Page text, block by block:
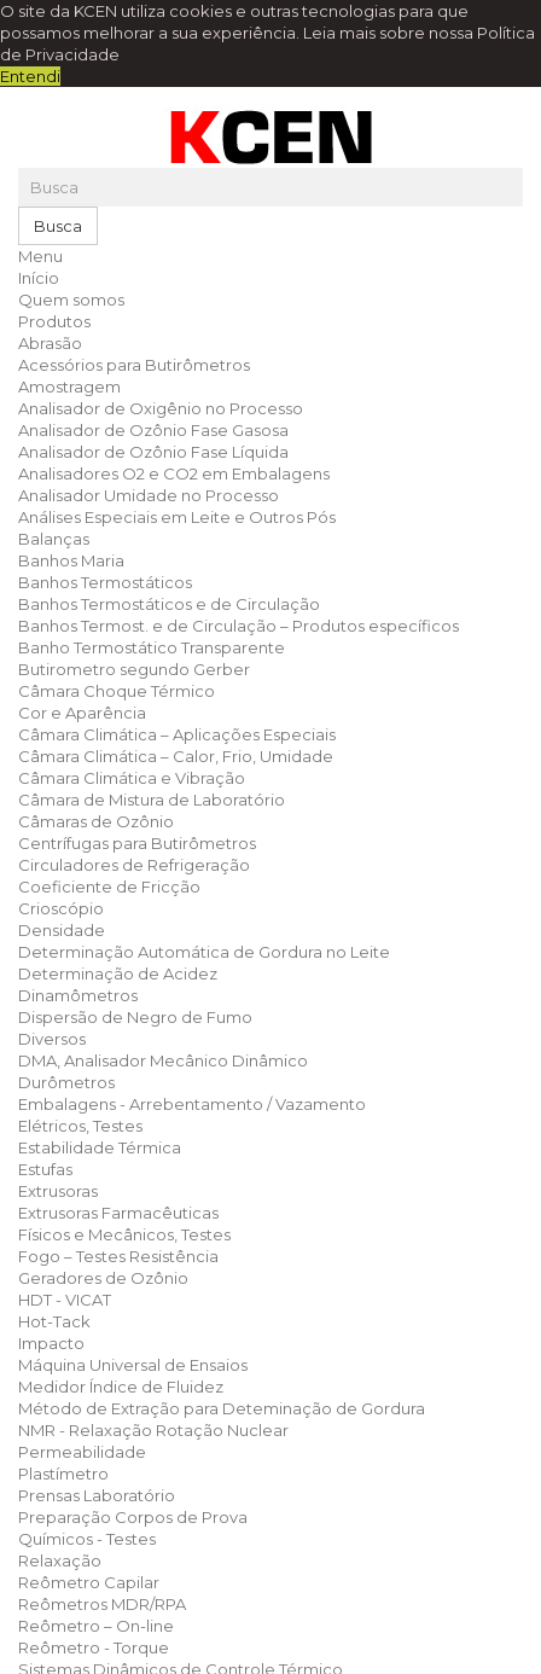
O site da KCEN utiliza cookies e outras tecnologias para que
possamos melhorar a sua experiência. Leia mais sobre nossa Política
de Privacidade
Entendi
Busca
Menu
Início
Quem somos
Produtos
Abrasão
Acessórios para Butirômetros
Amostragem
Analisador de Oxigênio no Processo
Analisador de Ozônio Fase Gasosa
Analisador de Ozônio Fase Líquida
Analisadores O2 e CO2 em Embalagens
Analisador Umidade no Processo
Análises Especiais em Leite e Outros Pós
Balanças
Banhos Maria
Banhos Termostáticos
Banhos Termostáticos e de Circulação
Banhos Termost. e de Circulação – Produtos específicos
Banho Termostático Transparente
Butirometro segundo Gerber
Câmara Choque Térmico
Cor e Aparência
Câmara Climática – Aplicações Especiais
Câmara Climática – Calor, Frio, Umidade
Câmara Climática e Vibração
Câmara de Mistura de Laboratório
Câmaras de Ozônio
Centrífugas para Butirômetros
Circuladores de Refrigeração
Coeficiente de Fricção
Crioscópio
Densidade
Determinação Automática de Gordura no Leite
Determinação de Acidez
Dinamômetros
Dispersão de Negro de Fumo
Diversos
DMA, Analisador Mecânico Dinâmico
Durômetros
Embalagens - Arrebentamento / Vazamento
Elétricos, Testes
Estabilidade Térmica
Estufas
Extrusoras
Extrusoras Farmacêuticas
Físicos e Mecânicos, Testes
Fogo – Testes Resistência
Geradores de Ozônio
HDT - VICAT
Hot-Tack
Impacto
Máquina Universal de Ensaios
Medidor Índice de Fluidez
Método de Extração para Deteminação de Gordura
NMR - Relaxação Rotação Nuclear
Permeabilidade
Plastímetro
Prensas Laboratório
Preparação Corpos de Prova
Químicos - Testes
Relaxação
Reômetro Capilar
Reômetros MDR/RPA
Reômetro – On-line
Reômetro - Torque
Sistemas Dinâmicos de Controle Térmico